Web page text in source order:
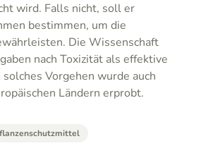
wird. Falls nicht, soll er
bestimmen, um die
Die Wissenschaft
nach Toxizität als effektive
Vorgehen wurde auch
Ländern erprobt.